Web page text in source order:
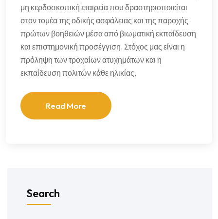
μη κερδοσκοπική εταιρεία που δραστηριοποιείται
στον τομέα της οδικής ασφάλειας και της παροχής
πρώτων βοηθειών μέσα από βιωματική εκπαίδευση
και επιστημονική προσέγγιση. Στόχος μας είναι η
πρόληψη των τροχαίων ατυχημάτων και η
εκπαίδευση πολιτών κάθε ηλικίας,
Read More
Search